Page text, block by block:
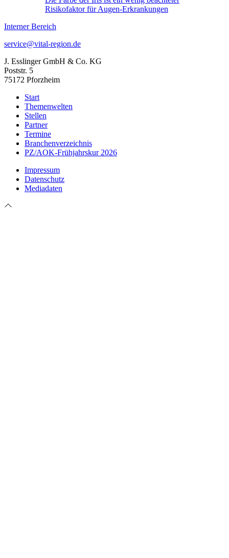
Risikofaktor für Augen-Erkrankungen
Interner Bereich
service@vital-region.de
J. Esslinger GmbH & Co. KG
Poststr. 5
75172 Pforzheim
Start
Themenwelten
Stellen
Partner
Termine
Branchenverzeichnis
PZ/AOK-Frühjahrskur 2026
Impressum
Datenschutz
Mediadaten